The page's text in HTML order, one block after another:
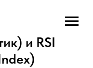
и RSI